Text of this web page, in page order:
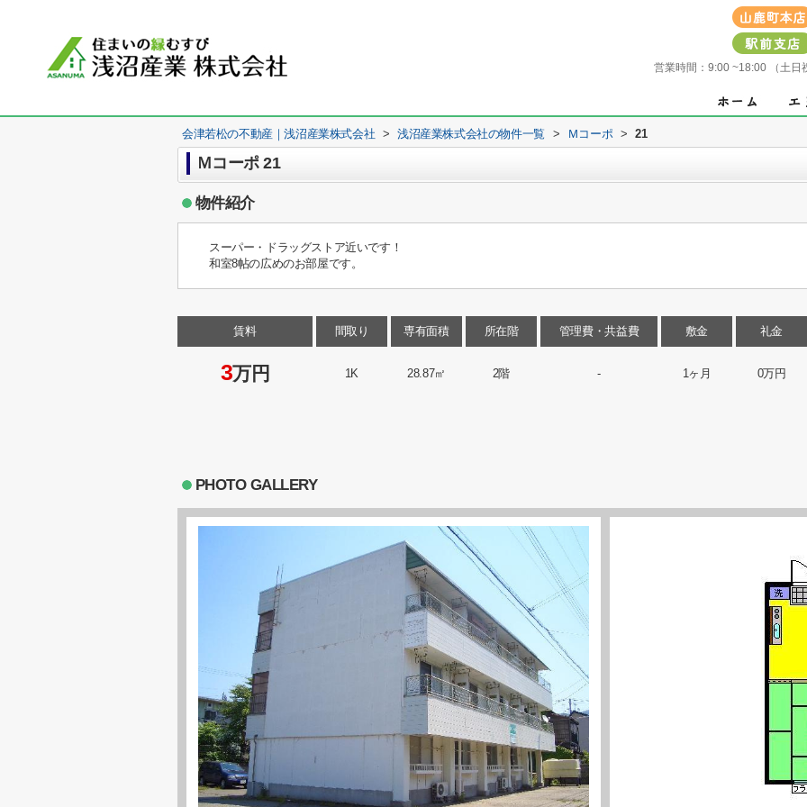
営業時間： 9:00 ~18:00 （土
会津若松の不動産｜浅沼産業株式会社 > 浅沼産業株式会社の物件一覧 > Ｍコーポ > 21
Ｍコーポ 21
物件紹介
スーパー・ドラッグストア近いです！
和室8帖の広めのお部屋です。
賃料
3万円
間取り
1K
専有面積
28.87㎡
所在階
2階
管理費・共益費
-
敷金
1ヶ月
礼金
0万円
PHOTO GALLERY